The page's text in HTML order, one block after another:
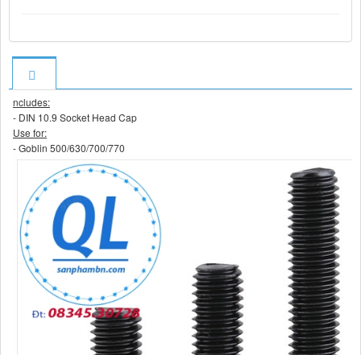
ncludes:
- DIN 10.9 Socket Head Cap
Use for:
- Goblin 500/630/700/770